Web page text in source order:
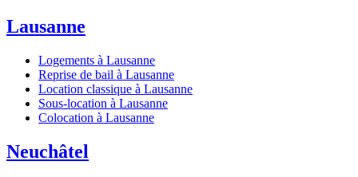
Lausanne
Logements à Lausanne
Reprise de bail à Lausanne
Location classique à Lausanne
Sous-location à Lausanne
Colocation à Lausanne
Neuchâtel